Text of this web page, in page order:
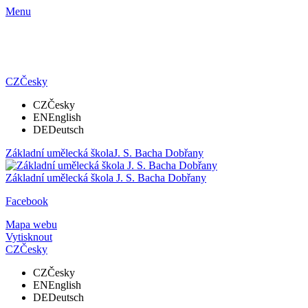
Menu
CZČesky
CZČesky
ENEnglish
DEDeutsch
Základní umělecká školaJ. S. Bacha Dobřany
Základní umělecká škola J. S. Bacha Dobřany
Facebook
Mapa webu
Vytisknout
CZČesky
CZČesky
ENEnglish
DEDeutsch